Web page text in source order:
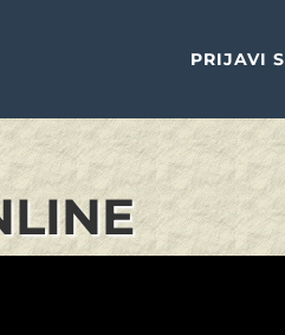
PRIJAVI